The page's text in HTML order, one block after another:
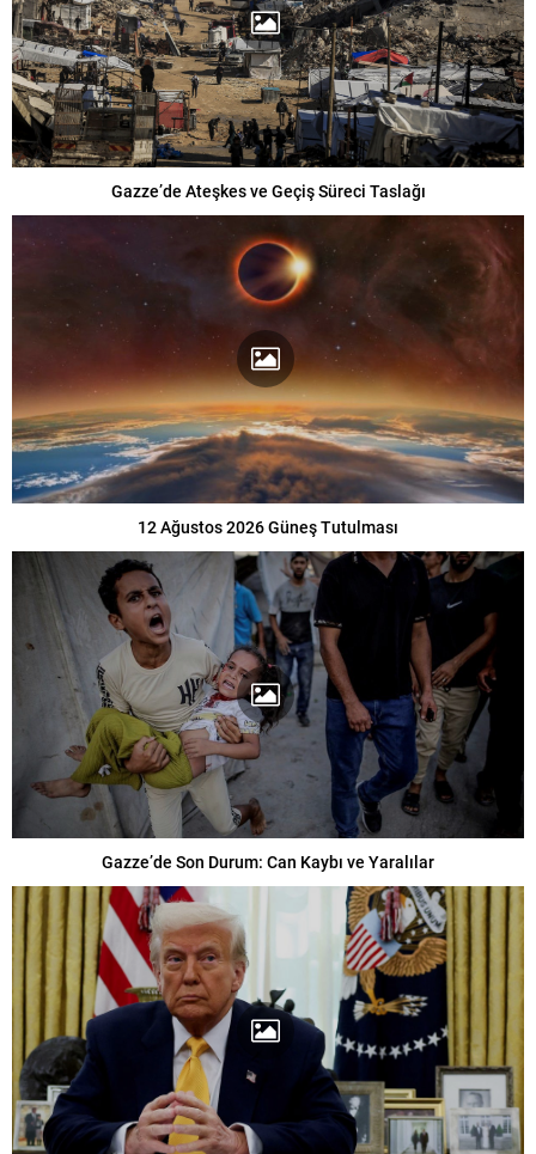
Gazze’de Ateşkes ve Geçiş Süreci Taslağı
12 Ağustos 2026 Güneş Tutulması
Gazze’de Son Durum: Can Kaybı ve Yaralılar